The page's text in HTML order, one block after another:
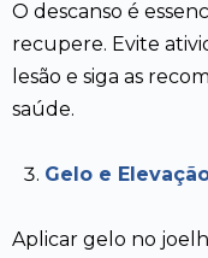
O descanso é
recupere. Evite
lesão e siga as
saúde.
Gelo e
Aplicar gelo no